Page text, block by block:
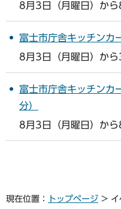
8月3日（月曜日）から
富士市庁舎キッチンカ
8月3日（月曜日）から
富士市庁舎キッチンカ
分）
8月3日（月曜日）から
現在位置： トップページ > イ